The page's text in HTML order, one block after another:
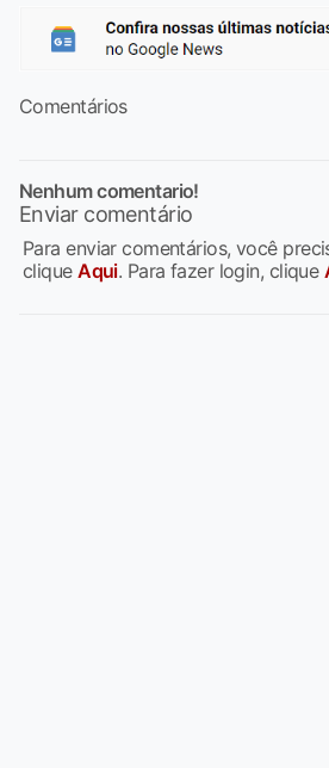
Comentários
Nenhum comentario!
Enviar comentário
Para enviar comentários, você
cliqueAqui. Para fazer login, clique